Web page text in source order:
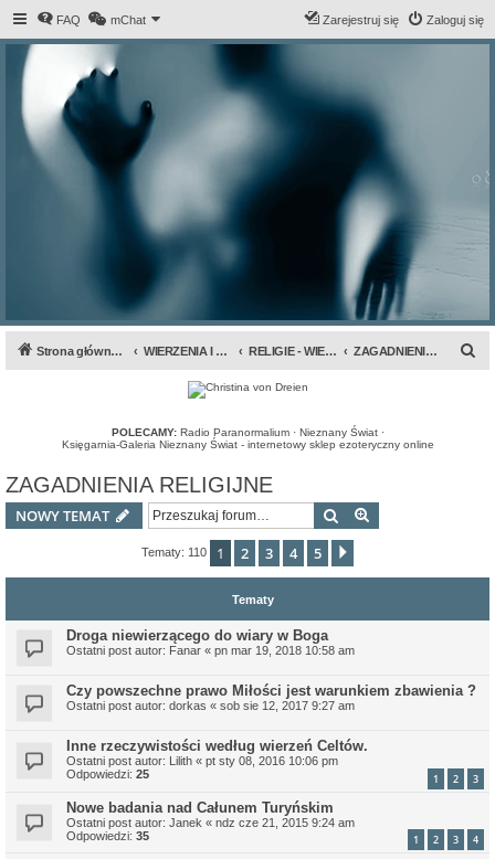
FAQ mChat Zaloguj się
Zarejestruj się
Strona główna forum WIERZENIA I PRZEPOWIEDNIE RELIGIE - WIERZENIA - CUDA ZAGADNIENIA RELIGIJNE
POLECAMY: Radio Paranormalium· Nieznany Świat·
Księgarnia-Galeria Nieznany Świat - internetowy sklep ezoteryczny online
ZAGADNIENIA RELIGIJNE
NOWY TEMAT Szukaj
Tematy: 110 1 2 3 4 5
Tematy
Droga niewierzącego do wiary w Boga
Ostatni post autor: Fanar « pn mar 19, 2018 10:58 am
Czy powszechne prawo Miłości jest warunkiem zbawienia ?
Ostatni post autor: dorkas « sob sie 12, 2017 9:27 am
Inne rzeczywistości według wierzeń Celtów.
Ostatni post autor: Lilith « pt sty 08, 2016 10:06 pm
Odpowiedzi: 25 1 2 3
Nowe badania nad Całunem Turyńskim
Ostatni post autor: Janek « ndz cze 21, 2015 9:24 am
Odpowiedzi: 35 1 2 3 4